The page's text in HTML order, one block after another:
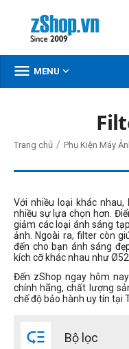
 MENU 
399000đ
Kích thước filter
40.5mm
49mm
82mm
Trang chủ / Phụ Kiện Máy
Với nhiều loại khác nhau,
nhiều sự lựa chọn hơn.
giảm các loại ánh sáng
ảnh. Ngoài ra, filter còn
đến cho bạn ánh sáng
kích cỡ khác nhau như
Đến zShop ngay hôm
chính hãng, chất lượng
chế độ bảo hành uy tín tại
 Bộ lọc